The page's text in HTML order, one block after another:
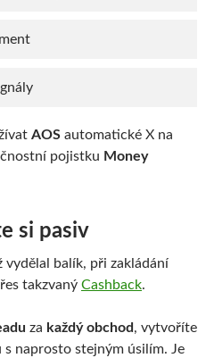
AOS automatické X na
pojistku Money
si pasiv
vydělal balík, při zakládání
takzvaný Cashback.
za každý obchod, vytvoříte
naprosto stejným úsilím. Je